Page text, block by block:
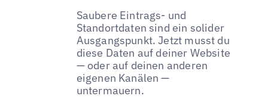
Saubere Eintrags- und
Standortdaten sind ein solider
Ausgangspunkt. Jetzt musst du
diese Daten auf deiner Website
— oder auf deinen anderen
eigenen Kanälen —
untermauern.